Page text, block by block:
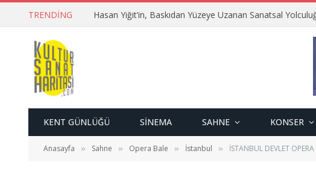
TRENDING Hasan Yiğit’in, Baskıdan Yüzeye Uzanan Sanatsal
KENT GÜNLÜĞÜ SINEMA SAHNE KONSER
Anasayfa » Sahne » Opera Bale » İstanbul » İSTANBUL DEVLET OPERA